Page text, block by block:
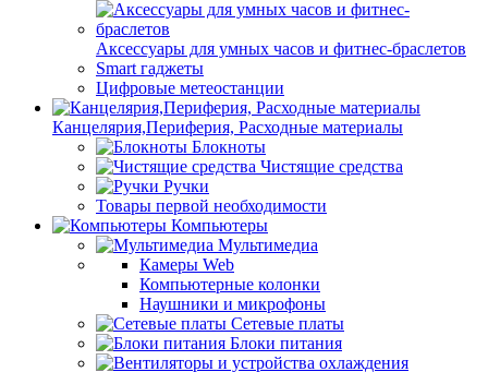
Аксессуары для умных часов и фитнес-браслетов
Smart гаджеты
Цифровые метеостанции
Канцелярия,Периферия, Расходные материалы
Блокноты
Чистящие средства
Ручки
Товары первой необходимости
Компьютеры
Мультимедиа
Камеры Web
Компьютерные колонки
Наушники и микрофоны
Сетевые платы
Блоки питания